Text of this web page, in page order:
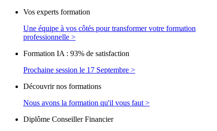
Vos experts formation
Une équipe à vos côtés pour transformer votre formation
professionnelle >
Formation IA : 93% de satisfaction
Prochaine session le 17 Septembre >
Découvrir nos formations
Nous avons la formation qu'il vous faut >
Diplôme Conseiller Financier